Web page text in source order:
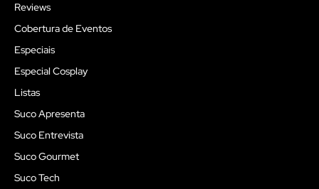
Reviews
Cobertura de Eventos
Especiais
Especial Cosplay
Listas
Suco Apresenta
Suco Entrevista
Suco Gourmet
Suco Tech